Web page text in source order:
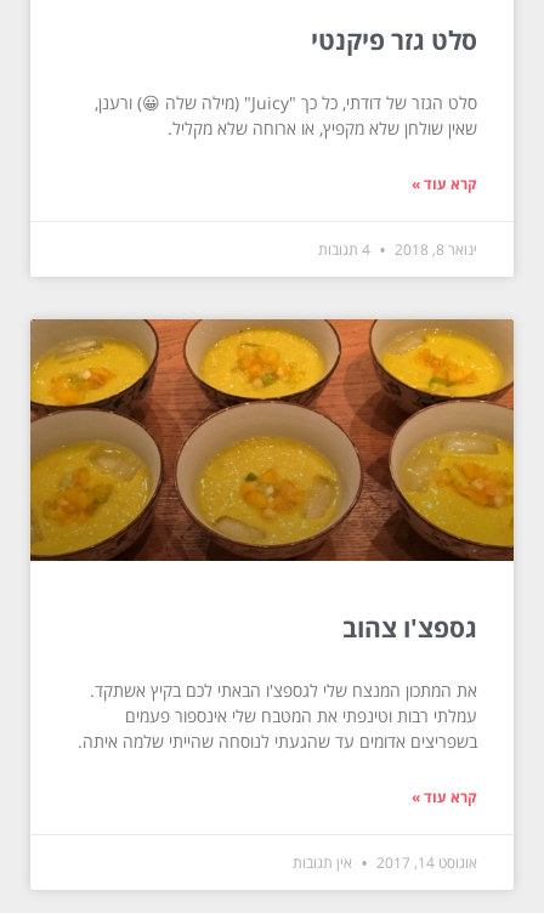
סלט גזר פיקנטי
סלט הגזר של דודתי, כל כך "Juicy" (מילה שלה 😀) ורענן,
שאין שולחן שלא מקפיץ, או ארוחה שלא מקליל.
קרא עוד »
ינואר 8, 2018
גספצ'ו צהוב
את המתכון המנצח שלי לגספצ'ו הבאתי לכם בקיץ אשתקד.
עמלתי רבות וטינפתי את המטבח שלי אינספור פעמים
בשפריצים אדומים עד שהגעתי לנוסחה שהייתי שלמה איתה.
קרא עוד »
אוגוסט 14, 2017 אין תגובות